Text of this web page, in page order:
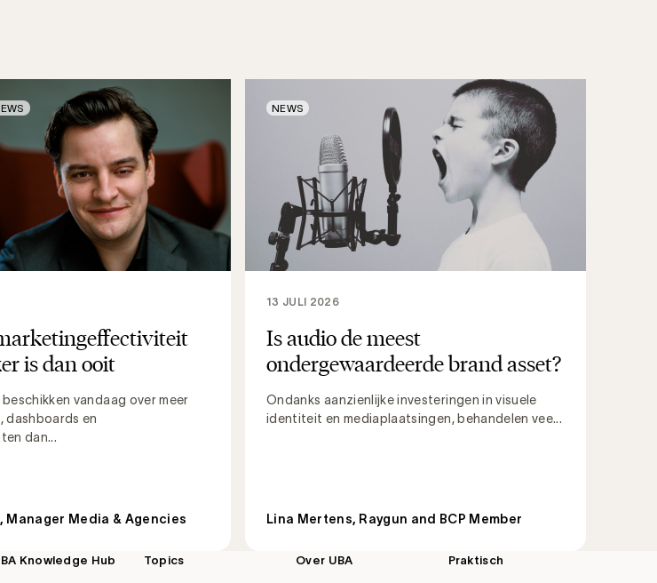
is dan ooit
vandaag over meer
dashboards en
dan...
Manager Media & Agencies
Is audio de meest
ondergewaardeerde brand asset?
Ondanks aanzienlijke investeringen in visuele
identiteit en mediaplaatsingen, behandelen vee...
13 JULI 2026
Lina Mertens, Raygun and BCP Member
NEWS
Knowledge Hub Topics Over UBA Praktisch